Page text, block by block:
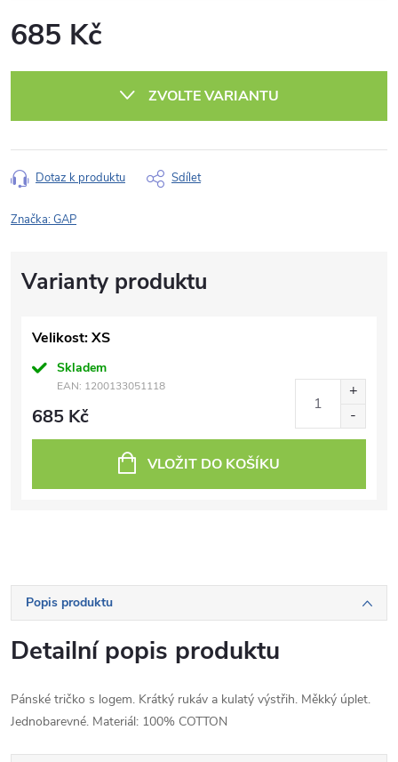
685 Kč
ZVOLTE VARIANTU
Dotaz k produktu Sdílet
Značka:GAP
Velikost: XS
Skladem
EAN: 1200133051118
685 Kč
VLOŽIT DO KOŠÍKU
Popis produktu
Detailní popis produktu
Pánské tričko s logem. Krátký rukáv a kulatý výstřih. Měkký úplet.
Jednobarevné. Materiál: 100% COTTON